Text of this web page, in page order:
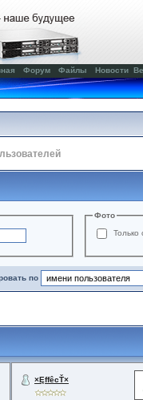
Форум Файлы Новости
Фото
Только
по
×ĘffêcŤ×